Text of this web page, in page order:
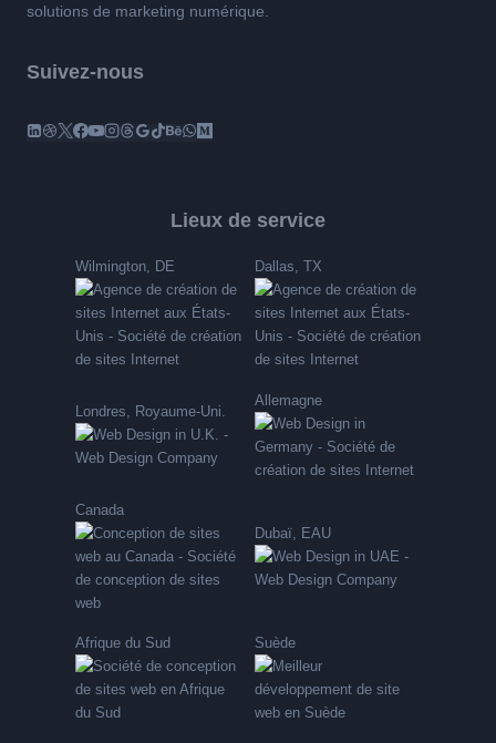
solutions de marketing numérique.
Suivez-nous
Lieux de service
Wilmington, DE Dallas, TX
Londres, Royaume-Uni.
Allemagne
Canada
Dubaï, EAU
Afrique du Sud Suède